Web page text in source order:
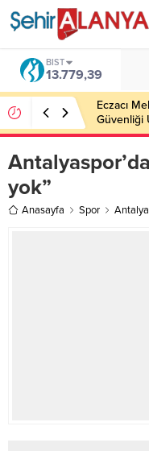
BIST
13.779,39
Eczacı
Güvenliği
ve
yok”
Anasayfa Spor